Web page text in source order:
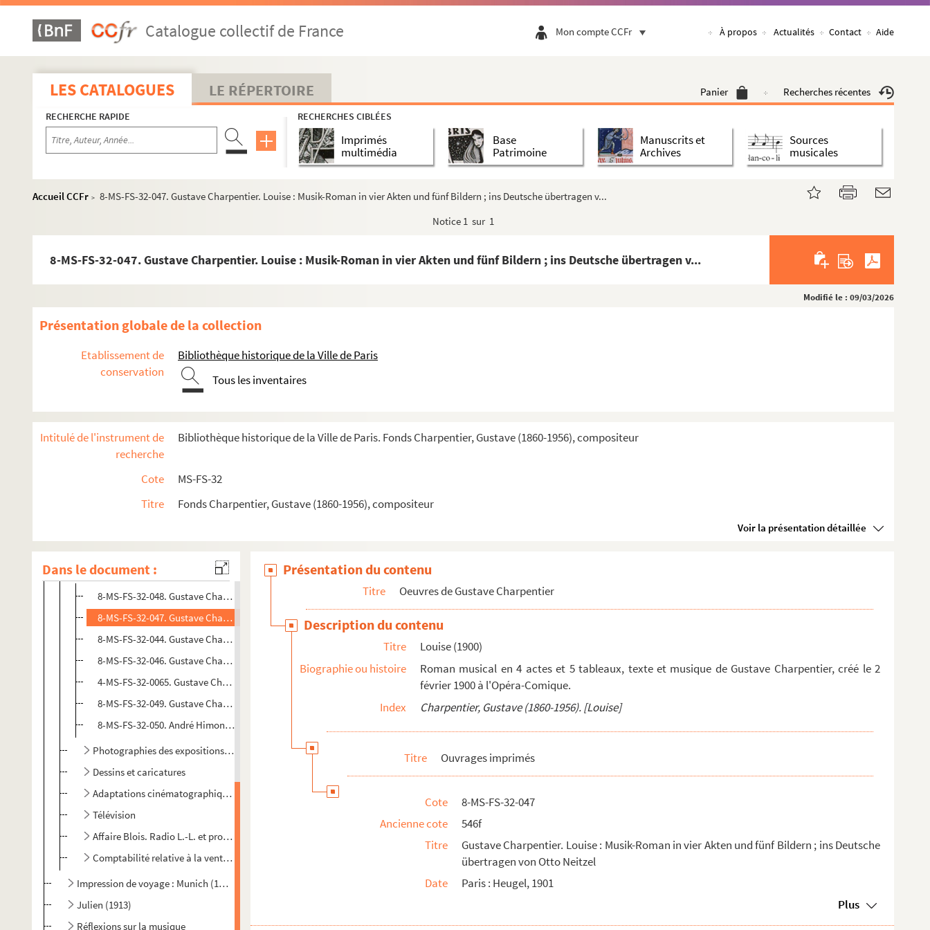
Catalogue collectif de France Mon compte CCFr À propos Actualités Contact Aide
LES CATALOGUES LE RÉPERTOIRE Panier Recherches récentes
RECHERCHE RAPIDE RECHERCHES CIBLÉES
Imprimés
multimédia
Base
Patrimoine
Manuscrits et
Archives
Sources
musicales
Accueil CCFr > 8-MS-FS-32-047. Gustave Charpentier. Louise : Musik-Roman in vier Akten und fünf Bildern ; ins Deutsche übertragen v...
Notice 1 sur 1
8-MS-FS-32-047. Gustave Charpentier. Louise : Musik-Roman in vier Akten und fünf Bildern ; ins Deutsche übertragen v...
Modifié le : 09/03/2026
Présentation globale de la collection
Etablissement de
conservation
Bibliothèque historique de la Ville de Paris
Tous les inventaires
Intitulé de l'instrument de
recherche
Bibliothèque historique de la Ville de Paris. Fonds Charpentier, Gustave (1860-1956), compositeur
Cote
MS-FS-32
Titre
Fonds Charpentier, Gustave (1860-1956), compositeur
Voir la présentation détaillée
Dans le document :
Oeuvres de Gustave Charpentier
Cantate du Prix du Rome : Didon (1887)
La vie du poète (1888)
Impressions d'Italie (1889)
Poèmes chantés (1895)
Le couronnement de la Muse (1897)
Composition et livret de Louise
Traductions étrangères deLouise
Critiques (France et presse étrangère), documents divers (pourparlers de 1956)
Louise à la radio
Correspondance
Ouvrages imprimés
8-MS-FS-32-048. Gustave Charpentier. Louise : roman musical en quatre actes et cinq tableaux
8-MS-FS-32-047. Gustave Charpentier. Louise : Musik-Roman in vier Akten und fünf Bildern ; ins Deutsche übertragen v...
8-MS-FS-32-044. Gustave Charpentier. Korte inhoud en tekst der liederen van Louise : musikale roman in 4 bedrijven (...
8-MS-FS-32-046. Gustave Charpentier. Louisa : hudebni roman o 4 jednanich a 5 obrazech. Slova a hudbu napsal Gustave...
4-MS-FS-32-0065. Gustave Charpentier. Louise : opéra en quatre actes ; préface de Sylvain Cambreling
8-MS-FS-32-049. Gustave Charpentier. Luisa : romanzo musicale in quatro atti e cinque quadri ; traduzione ritmica it...
8-MS-FS-32-050. André Himonet. Louise, de G. Charpentier : étude historique et critique, analyse musicale. P. Mellot...
Photographies des expositions (France et étranger)
Dessins et caricatures
Adaptations cinématographiques
Télévision
Affaire Blois. Radio L.-L. et procès à Salabert pour la chanson "Louise" de Maurice Chevalier
Comptabilité relative à la vente de partitions
Impression de voyage : Munich (1910)
Julien (1913)
Réflexions sur la musique
Présentation du contenu
Titre Oeuvres de Gustave Charpentier
Description du contenu
Titre
Louise (1900)
Biographie ou histoire
Roman musical en 4 actes et 5 tableaux, texte et musique de Gustave Charpentier, créé le 2
février 1900 à l'Opéra-Comique.
Index
Charpentier, Gustave (1860-1956). [Louise]
Titre Ouvrages imprimés
Cote
8-MS-FS-32-047
Ancienne cote
546f
Titre
Gustave Charpentier. Louise : Musik-Roman in vier Akten und fünf Bildern ; ins Deutsche
übertragen von Otto Neitzel
Date
Paris : Heugel, 1901
Plus